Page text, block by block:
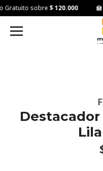
Gratuito sobre$ 120.000